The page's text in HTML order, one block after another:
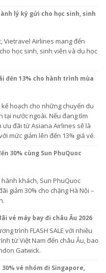
lý ký gửi cho học sinh, sinh
Vietravel Airlines mang đến
học sinh, sinh viên và du học
đến 13% cho hành trình mùa
hoạch cho những chuyến du
nước ngoài. Nếu đang tìm
ưu đãi từ Asiana Airlines sẽ là
mức giảm lên đến 13% giá vé.
30% cùng Sun PhuQuoc
khách, Sun PhuQuoc
giảm 30% cho chặng Hà Nội –
vé máy bay đi châu Âu 2026
trình FLASH SALE với nhiều
từ Việt Nam đến châu Âu, bao
Gatwick.
vé nhóm đi Singapore,